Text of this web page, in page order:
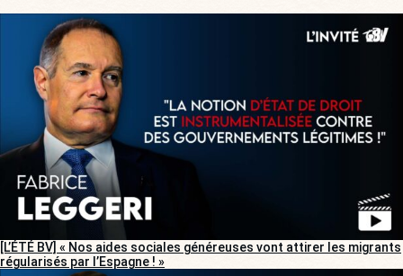
[L’ÉTÉ BV] « Nos aides sociales généreuses vont attirer les migrants
régularisés par l’Espagne ! »